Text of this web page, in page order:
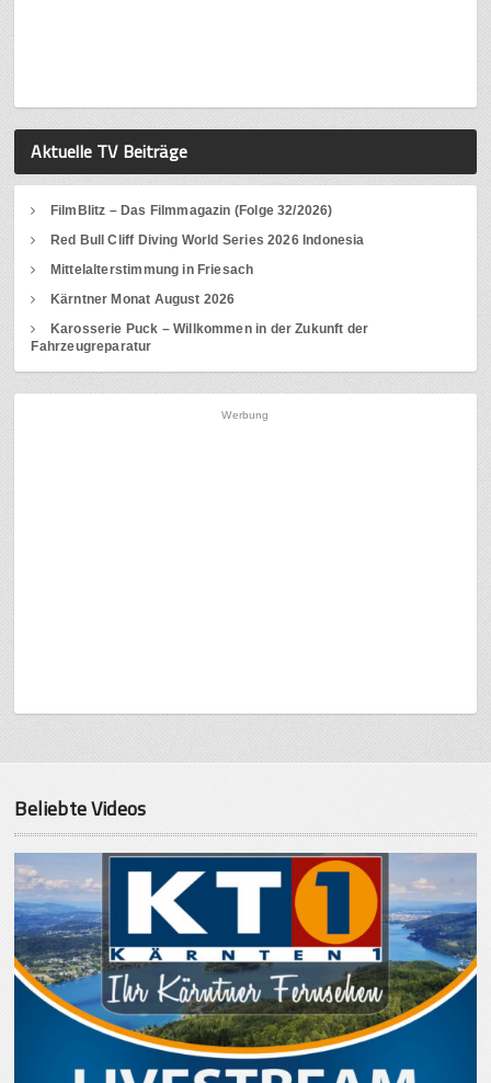
Aktuelle TV Beiträge
FilmBlitz – Das Filmmagazin (Folge 32/2026)
Red Bull Cliff Diving World Series 2026 Indonesia
Mittelalterstimmung in Friesach
Kärntner Monat August 2026
Karosserie Puck – Willkommen in der Zukunft der
Fahrzeugreparatur
Werbung
Beliebte Videos